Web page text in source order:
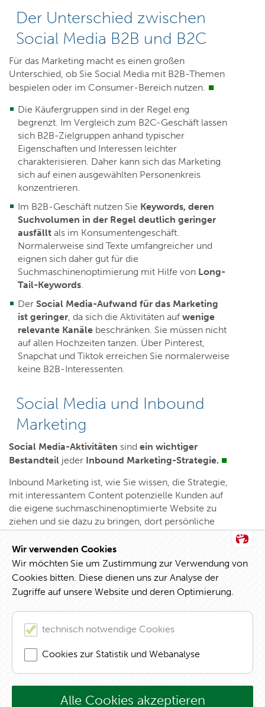
Wir verwenden Cookies
Wir möchten Sie um Zustimmung zur Verwendung von
Cookies bitten. Diese dienen uns zur Analyse der
Zugriffe auf unsere Website und deren Optimierung.
technisch notwendige Cookies
Cookies zur Statistik und Webanalyse
Alle Cookies akzeptieren
Der Unterschied zwischen
Social Media B2B und B2C
Für das Marketing macht es einen großen
Unterschied, ob Sie Social Media mit B2B-Themen
bespielen oder im Consumer-Bereich nutzen.
Die Käufergruppen sind in der Regel eng
begrenzt. Im Vergleich zum B2C-Geschäft lassen
sich B2B-Zielgruppen anhand typischer
Eigenschaften und Interessen leichter
charakterisieren. Daher kann sich das Marketing
sich auf einen ausgewählten Personenkreis
konzentrieren.
Im B2B-Geschäft nutzen Sie Keywords, deren
Suchvolumen in der Regel deutlich geringer
ausfällt als im Konsumentengeschäft.
Normalerweise sind Texte umfangreicher und
eignen sich daher gut für die
Suchmaschinenoptimierung mit Hilfe von Long-
Tail-Keywords.
Der Social Media-Aufwand für das Marketing
ist geringer, da sich die Aktivitäten auf wenige
relevante Kanäle beschränken. Sie müssen nicht
auf allen Hochzeiten tanzen. Über Pinterest,
Snapchat und Tiktok erreichen Sie normalerweise
keine B2B-Interessenten.
Social Media und Inbound
Marketing
Social Media-Aktivitäten sind ein wichtiger
Bestandteil jeder Inbound Marketing-Strategie.
Inbound Marketing ist, wie Sie wissen, die Strategie,
mit interessantem Content potenzielle Kunden auf
die eigene suchmaschinenoptimierte Website zu
ziehen und sie dazu zu bringen, dort persönliche
Daten zu hinterlassen.
Der Beitrag von B2B Social Media zum Inbound
Marketingbesteht darin,für die eigene Corporate
Website neue Leserzuwerbenundbekannte
Nutzer zum erneuten Besuch
zu animieren
. Wenn
Sie in denjenigen sozialen Medien präsent sind, in
denen sich Ihre Kunden und Wettbewerber
ebenfalls präsentieren, haben Sie ein Umfeld
gefunden, das für Ihre Themen aufnahmebereit ist.